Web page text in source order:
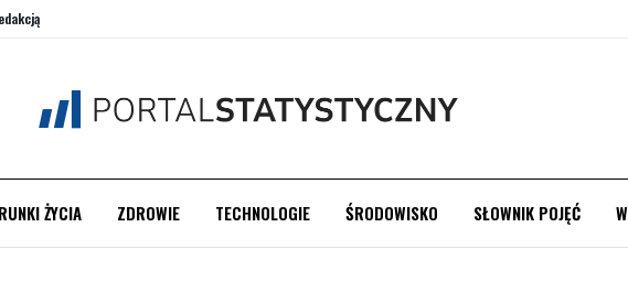
ŻYCIA ZDROWIE TECHNOLOGIE ŚRODOWISKO SŁOWNIK POJĘĆ